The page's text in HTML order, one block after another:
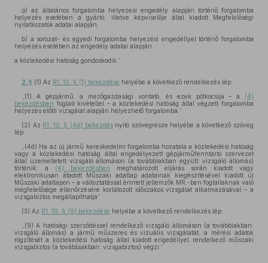
a) az általános forgalomba helyezési engedély alapján történő forgalomba
helyezés esetében a gyártó, illetve képviselője által kiadott Megfelelőségi
nyilatkozatok adatai alapján,
b) a sorozat- és egyedi forgalomba helyezési engedéllyel történő forgalomba
helyezés esetében az engedély adatai alapján
a közlekedési hatóság gondoskodik.”
2. § (1) Az R1. 10. § (1) bekezdése helyébe a következő rendelkezés lép:
„(1) A gépjármű, a mezőgazdasági vontató, és ezek pótkocsija – a (4)
bekezdésben foglalt kivétellel – a közlekedési hatóság által végzett forgalomba
helyezés előtti vizsgálat alapján helyezhető forgalomba.”
(2) Az R1. 10. § (4d) bekezdésnyitó szövegrésze helyébe a következő szöveg
lép:
„(4d) Ha az új jármű kereskedelmi forgalomba hozatala a közlekedési hatóság
vagy a közlekedési hatóság által engedélyezett gépjárműfenntartó szervezet
által üzemeltetett vizsgáló állomáson (a továbbiakban együtt: vizsgáló állomás)
történik, a (4) bekezdésben meghatározott eljárás során kiadott vagy
elektronikusan átadott Műszaki adatlap adatainak kiegészítésével kiadott új
Műszaki adatlapon – a változtatással érintett jellemzők MR.-ben foglaltaknak való
megfelelősége ellenőrzésére korlátozott időszakos vizsgálat alkalmazásával – a
vizsgabiztos megállapíthatja”
(3) Az R1. 10. § (9) bekezdése helyébe a következő rendelkezés lép:
„(9) A hatósági szerződéssel rendelkező vizsgáló állomáson (a továbbiakban:
vizsgáló állomás) a jármű műszeres és vizuális vizsgálatát, a mérési adatok
rögzítését a közlekedési hatóság által kiadott engedéllyel rendelkező műszaki
vizsgabiztos (a továbbiakban: vizsgabiztos) végzi.”